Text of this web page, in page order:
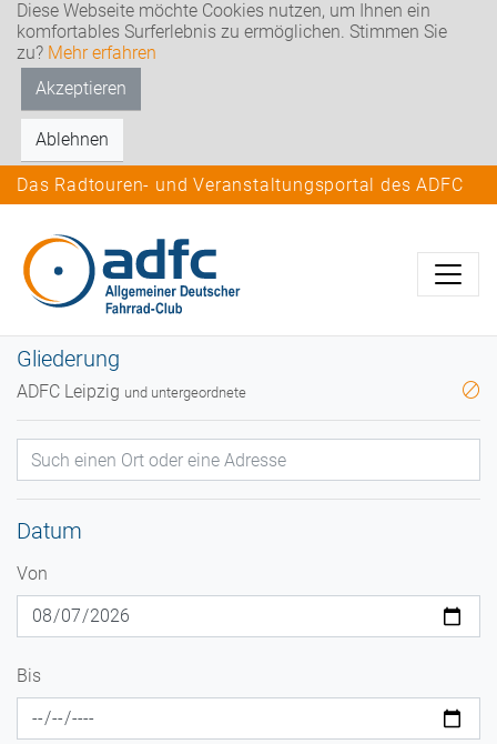
Diese Webseite möchte Cookies nutzen, um Ihnen ein
komfortables Surferlebnis zu ermöglichen. Stimmen Sie
zu? Mehr erfahren
Akzeptieren
Ablehnen
Das Radtouren- und Veranstaltungsportal des ADFC
Gliederung
ADFC Leipzig und untergeordnete
Datum
Von
Bis